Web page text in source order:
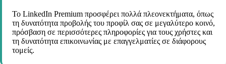
Το LinkedIn Premium προσφέρει πολλά πλεονεκτήματα, όπως
τη δυνατότητα προβολής του προφίλ σας σε μεγαλύτερο κοινό,
πρόσβαση σε περισσότερες πληροφορίες για τους χρήστες και
τη δυνατότητα επικοινωνίας με επαγγελματίες σε διάφορους
τομείς.